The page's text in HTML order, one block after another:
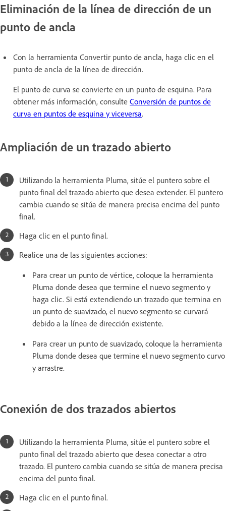
Eliminación de la línea de dirección de un
punto de ancla
Con la herramienta Convertir punto de ancla, haga clic en el
punto de ancla de la línea de dirección.
El punto de curva se convierte en un punto de esquina. Para
obtener más información, consulte Conversión de puntos de
curva en puntos de esquina y viceversa.
Ampliación de un trazado abierto
Utilizando la herramienta Pluma, sitúe el puntero sobre el
punto final del trazado abierto que desea extender. El puntero
cambia cuando se sitúa de manera precisa encima del punto
final.
Haga clic en el punto final.
Realice una de las siguientes acciones:
Para crear un punto de vértice, coloque la herramienta
Pluma donde desea que termine el nuevo segmento y
haga clic. Si está extendiendo un trazado que termina en
un punto de suavizado, el nuevo segmento se curvará
debido a la línea de dirección existente.
Para crear un punto de suavizado, coloque la herramienta
Pluma donde desea que termine el nuevo segmento curvo
y arrastre.
Conexión de dos trazados abiertos
Utilizando la herramienta Pluma, sitúe el puntero sobre el
punto final del trazado abierto que desea conectar a otro
trazado. El puntero cambia cuando se sitúa de manera precisa
encima del punto final.
Haga clic en el punto final.